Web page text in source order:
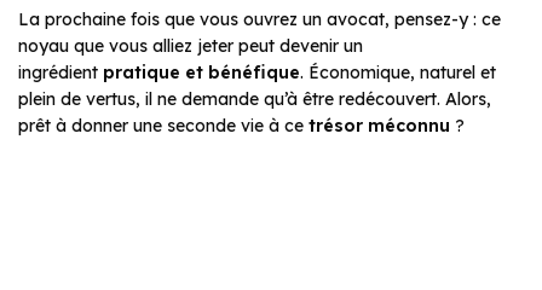
La prochaine fois que vous ouvrez un avocat, pensez-y : ce
noyau que vous alliez jeter peut devenir un
ingrédient pratique et bénéfique. Économique, naturel et
plein de vertus, il ne demande qu’à être redécouvert. Alors,
prêt à donner une seconde vie à ce trésor méconnu ?